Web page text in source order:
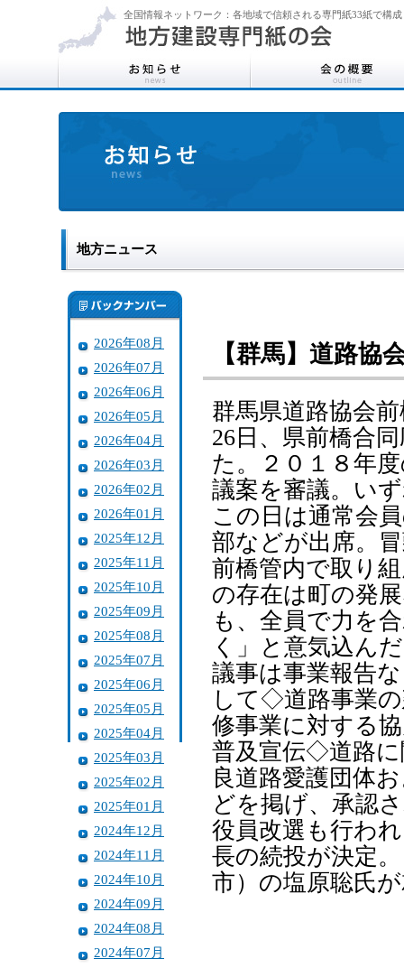
全国情報ネットワーク：各地域で信頼される専門紙33紙で構成
地方ニュース
2026年08月
2026年07月
2026年06月
2026年05月
2026年04月
2026年03月
2026年02月
2026年01月
2025年12月
2025年11月
2025年10月
2025年09月
2025年08月
2025年07月
2025年06月
2025年05月
2025年04月
2025年03月
2025年02月
2025年01月
2024年12月
2024年11月
2024年10月
2024年09月
2024年08月
2024年07月
【群馬】道路協
群馬県道路協会
26日、県前橋合
た。２０１８年
議案を審議。い
この日は通常会
部などが出席。
前橋管内で取り
の存在は町の発
も、全員で力を
く」と意気込ん
議事は事業報告
して◇道路事業
修事業に対する
普及宣伝◇道路
良道路愛護団体
どを掲げ、承認
役員改選も行わ
長の続投が決定
市）の塩原聡氏